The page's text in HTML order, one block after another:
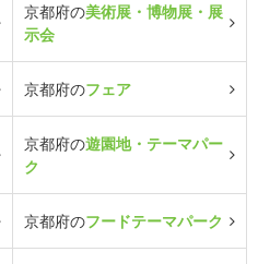
京都府の美術展・博物展・展
示会
京都府のフェア
京都府の遊園地・テーマパー
ク
京都府のフードテーマパーク